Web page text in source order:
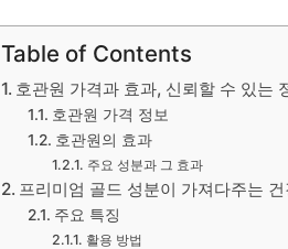
Table of Contents
호관원 가격과 효과, 신뢰할 수 있는
호관원 가격 정보
호관원의 효과
주요 성분과 그 효과
프리미엄 골드 성분이 가져다주는
주요 특징
활용 방법